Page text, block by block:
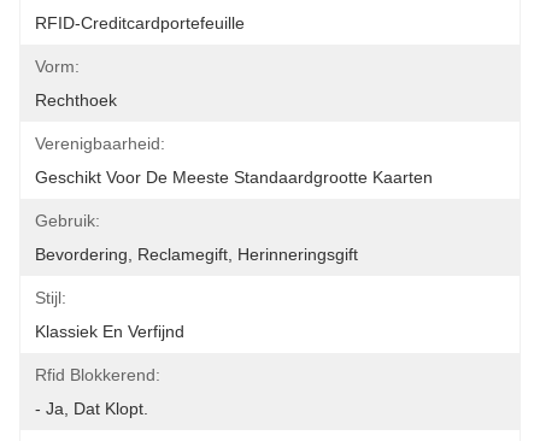
RFID-Creditcardportefeuille
Vorm:
Rechthoek
Verenigbaarheid:
Geschikt Voor De Meeste Standaardgrootte Kaarten
Gebruik:
Bevordering, Reclamegift, Herinneringsgift
Stijl:
Klassiek En Verfijnd
Rfid Blokkerend:
- Ja, Dat Klopt.